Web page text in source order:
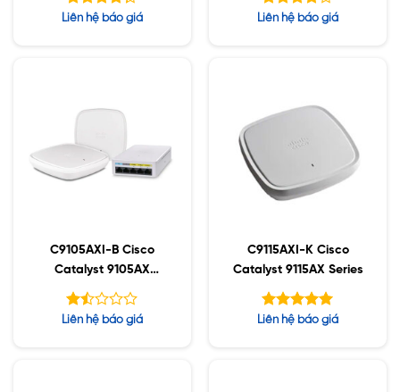
SB;RHL
Được xếp
Liên hệ báo giá
Được xếp
Liên hệ báo giá
C9105AXI-B Cisco
Catalyst 9105AX
Series
Được
Liên hệ báo giá
C9115AXI-K Cisco
Catalyst 9115AX Series
Được xếp
Liên hệ báo giá